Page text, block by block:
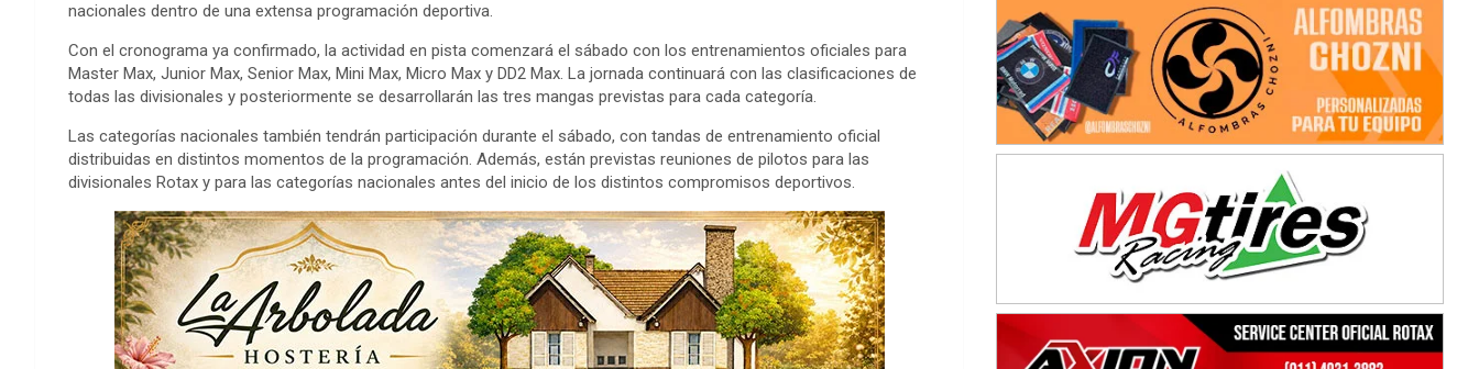
nacionales dentro de una extensa programación deportiva.
Con el cronograma ya confirmado, la actividad en pista comenzará el sábado con los entrenamientos oficiales para
Master Max, Junior Max, Senior Max, Mini Max, Micro Max y DD2 Max. La jornada continuará con las clasificaciones de
todas las divisionales y posteriormente se desarrollarán las tres mangas previstas para cada categoría.
Las categorías nacionales también tendrán participación durante el sábado, con tandas de entrenamiento oficial
distribuidas en distintos momentos de la programación. Además, están previstas reuniones de pilotos para las
divisionales Rotax y para las categorías nacionales antes del inicio de los distintos compromisos deportivos.
Moto Club Reginense (Tierra)
Gral. E. Godoy (Río Negro)
CSK - F7
Juventud Unida (Tierra)
Humboldt (Santa Fe)
Ciudad de Avellaneda (Asfalto)
Avellaneda (Santa Fe)
SUR SANTAFESINO - F4
José Samuel Sánchez (Tierra)
TUCUMANO - F5
Juan Navarro (Asfalto)